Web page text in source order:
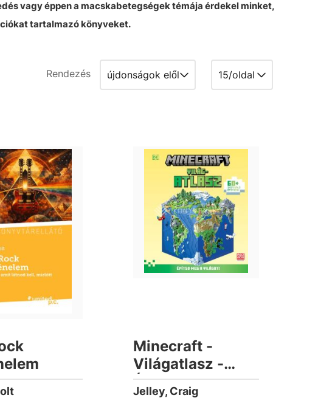
vagy éppen a macskabetegségek témája érdekel minket,
tartalmazó könyveket.
Rendezés
Minecraft -
Világatlasz -
Építsd meg a
világot!
Jelley, Craig